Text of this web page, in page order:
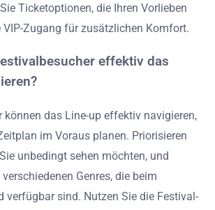
Ticketoptionen, die Ihren Vorlieben
VIP-Zugang für zusätzlichen Komfort.
effektiv das
können das Line-up effektiv navigieren,
im Voraus planen. Priorisieren
unbedingt sehen möchten, und
Genres, die beim
verfügbar sind. Nutzen Sie die Festival-